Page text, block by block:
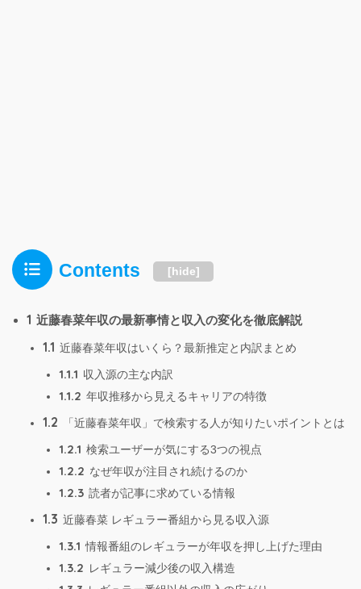
Contents [hide]
1 近藤春菜年収の最新事情と収入の変化を徹底解説
1.1 近藤春菜年収はいくら？最新推定と内訳まとめ
1.1.1 収入源の主な内訳
1.1.2 年収推移から見えるキャリアの特徴
1.2 「近藤春菜年収」で検索する人が知りたいポイントとは
1.2.1 検索ユーザーが気にする3つの視点
1.2.2 なぜ年収が注目され続けるのか
1.2.3 読者が記事に求めている情報
1.3 近藤春菜 レギュラー番組から見る収入源
1.3.1 情報番組のレギュラーが年収を押し上げた理由
1.3.2 レギュラー減少後の収入構造